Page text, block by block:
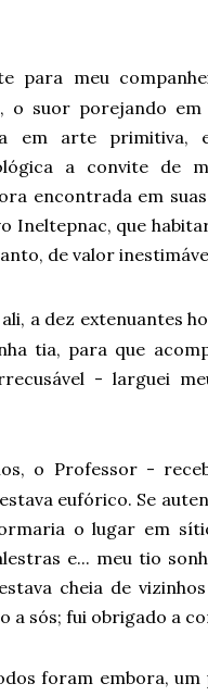
para meu
o suor porejando
em arte
a convite de
encontrada em
Ineltepnac, que
de valor
a dez extenuantes
tia, para que
- larguei
o Professor -
eufórico. Se
o lugar em
e... meu tio
cheia de
a sós; fui obrigado a
foram embora,